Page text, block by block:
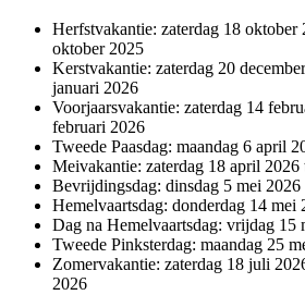
Herfstvakantie: zaterdag 18 oktober
oktober 2025
Kerstvakantie: zaterdag 20
januari 2026
Voorjaarsvakantie: zaterdag 14
februari 2026
Tweede Paasdag: maandag 6 april
Meivakantie: zaterdag 18 april 2026
Bevrijdingsdag: dinsdag 5 mei 2026
Hemelvaartsdag: donderdag 14 mei
Dag na Hemelvaartsdag: vrijdag 15
Tweede Pinksterdag: maandag 25
Zomervakantie: zaterdag 18 juli
2026